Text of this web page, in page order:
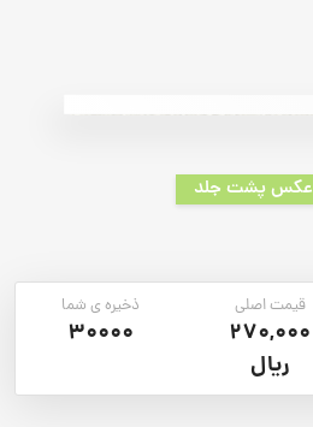
عکس پشت جلد
قیمت اصلی
270,000
ریال
ذخیره ی شما
30000